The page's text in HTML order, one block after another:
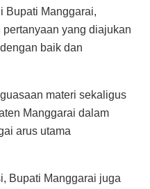
Bupati Manggarai,
yang diajukan
baik dan
materi sekaligus
Manggarai dalam
arus utama
Bupati Manggarai juga